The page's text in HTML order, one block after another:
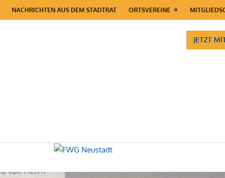
NACHRICHTEN AUS DEM STADTRAT ORTSVEREINE
JETZT